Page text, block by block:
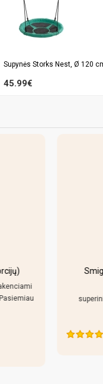
Supynės Storks Nest, Ø 120
45.99€